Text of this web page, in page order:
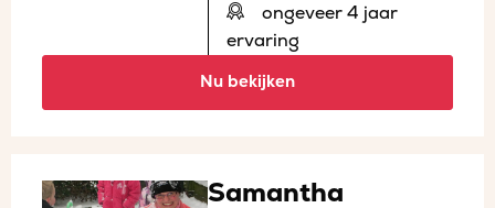
ongeveer 4 jaar
ervaring
Nu bekijken
Samantha